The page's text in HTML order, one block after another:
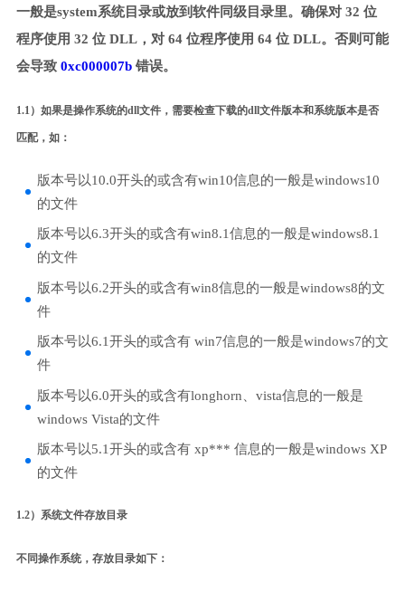
一般是system系统目录或放到软件同级目录里。确保对 32 位
程序使用 32 位 DLL，对 64 位程序使用 64 位 DLL。否则可能
会导致 0xc000007b错误。
1.1）如果是操作系统的dll文件，需要检查下载的dll文件版本和系统版本是否
匹配，如：
版本号以10.0开头的或含有win10信息的一般是windows10
的文件
版本号以6.3开头的或含有win8.1信息的一般是windows8.1
的文件
版本号以6.2开头的或含有win8信息的一般是windows8的文
件
版本号以6.1开头的或含有 win7信息的一般是windows7的文
件
版本号以6.0开头的或含有longhorn、vista信息的一般是
windows Vista的文件
版本号以5.1开头的或含有 xp*** 信息的一般是windows XP
的文件
1.2）系统文件存放目录
不同操作系统，存放目录如下：